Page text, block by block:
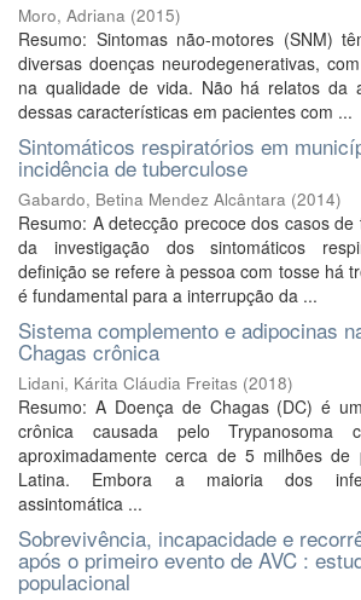
Moro, Adriana (2015)
Resumo: Sintomas não-motores (SNM)
diversas doenças neurodegenerativas,
na qualidade de vida. Não há relatos da
dessas características em pacientes com ...
Sintomáticos respiratórios em
incidência de tuberculose
Gabardo, Betina Mendez Alcântara (2014)
Resumo: A detecção precoce dos casos
da investigação dos sintomáticos
definição se refere à pessoa com tosse há
é fundamental para a interrupção da ...
Sistema complemento e adipocinas
Chagas crônica
Lidani, Kárita Cláudia Freitas (2018)
Resumo: A Doença de Chagas (DC) é
crônica causada pelo Trypanosoma
aproximadamente cerca de 5 milhões de
Latina. Embora a maioria dos
assintomática ...
Sobrevivência, incapacidade e
após o primeiro evento de AVC :
populacional